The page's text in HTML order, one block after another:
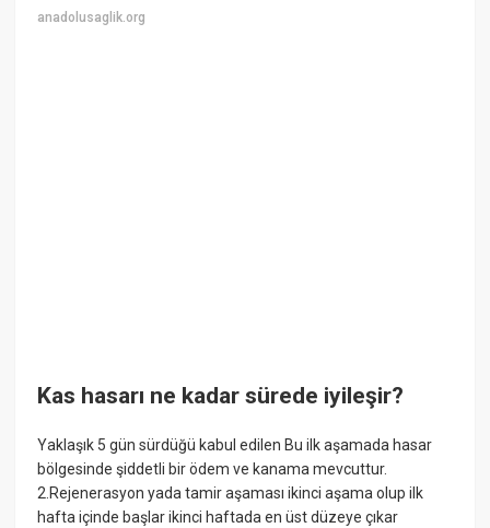
anadolusaglik.org
Kas hasarı ne kadar sürede iyileşir?
Yaklaşık 5 gün sürdüğü kabul edilen Bu ilk aşamada hasar
bölgesinde şiddetli bir ödem ve kanama mevcuttur.
2.Rejenerasyon yada tamir aşaması ikinci aşama olup ilk
hafta içinde başlar ikinci haftada en üst düzeye çıkar